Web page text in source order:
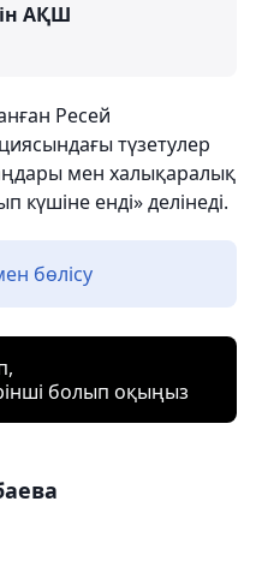
АҚШ
Ресей
түзетулер
мен халықаралық
күшіне енді» делінеді.
бөлісу
болып оқыңыз